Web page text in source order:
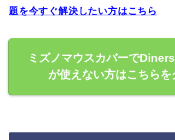
題を今すぐ解決したい方はこちら
ミズノマウスカバーで
が使えない方はこちらを